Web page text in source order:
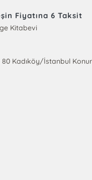
Fiyatına 6 Taksit
Kitabevi
Kadıköy/İstanbul